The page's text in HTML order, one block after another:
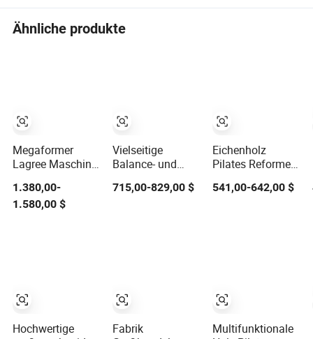
Ähnliche produkte
Megaformer
Lagree Maschine
Pilates
Ausrüstung
1.380,00-
1.580,00 $
Hochwertige
Vielseitige
Balance- und
Stabilitätsgeräte
für Pilates-
715,00-829,00 $
Fabrik
Eichenholz
Pilates Reformer
Qualität
Fitnessgeräte
541,00-642,00 $
Multifunktionale